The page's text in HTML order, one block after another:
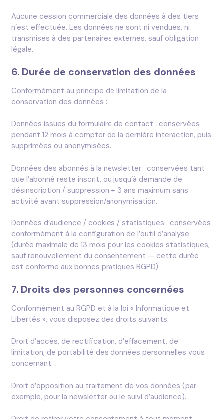
Aucune cession commerciale des données à des tiers
n’est effectuée. Les données ne sont ni vendues, ni
transmises à des partenaires externes, sauf obligation
légale.
6. Durée de conservation des données
Conformément au principe de limitation de la
conservation des données :
Données issues du formulaire de contact : conservées
pendant 12 mois à compter de la dernière interaction, puis
supprimées ou anonymisées.
Données des abonnés à la newsletter : conservées tant
que l’abonné reste inscrit, ou jusqu’à demande de
désinscription / suppression + 3 ans maximum sans
activité avant suppression/anonymisation.
Données d’audience / cookies / statistiques : conservées
conformément à la configuration de l’outil d’analyse
(durée maximale de 13 mois pour les cookies statistiques,
sauf renouvellement du consentement — cette durée
est conforme aux bonnes pratiques RGPD).
7. Droits des personnes concernées
Conformément au RGPD et à la loi « Informatique et
Libertés », vous disposez des droits suivants :
Droit d’accès, de rectification, d’effacement, de
limitation, de portabilité des données personnelles vous
concernant.
Droit d’opposition au traitement de vos données (par
exemple, pour la newsletter ou le suivi d’audience).